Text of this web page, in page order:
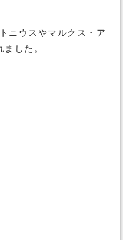
ニウスやマルクス・ア
した。